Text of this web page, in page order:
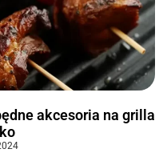
akcesoria na grilla